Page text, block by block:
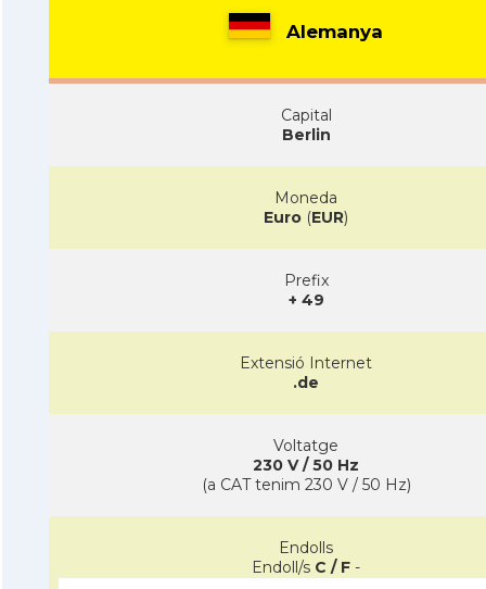
Alemanya
Capital
Berlin
Moneda
Euro (EUR)
Prefix
+ 49
Extensió Internet
.de
Voltatge
230 V / 50 Hz
(a CAT tenim 230 V / 50 Hz)
Endolls
Endoll/s C / F -